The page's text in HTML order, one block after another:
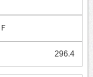
296.4